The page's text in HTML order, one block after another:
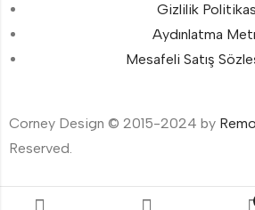
Gizlilik
Aydınlatma
Mesafeli Satış
Corney Design © 2015-2024 by
Reserved.